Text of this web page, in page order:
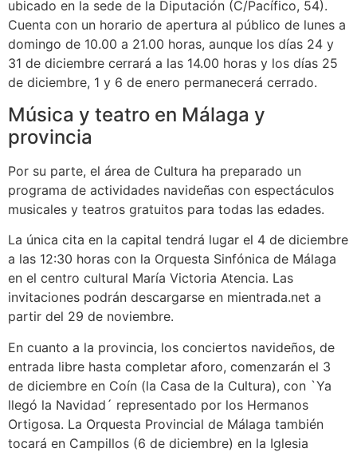
ubicado en la sede de la Diputación (C/Pacífico, 54).
Cuenta con un horario de apertura al público de lunes a
domingo de 10.00 a 21.00 horas, aunque los días 24 y
31 de diciembre cerrará a las 14.00 horas y los días 25
de diciembre, 1 y 6 de enero permanecerá cerrado.
Música y teatro en Málaga y
provincia
Por su parte, el área de Cultura ha preparado un
programa de actividades navideñas con espectáculos
musicales y teatros gratuitos para todas las edades.
La única cita en la capital tendrá lugar el 4 de diciembre
a las 12:30 horas con la Orquesta Sinfónica de Málaga
en el centro cultural María Victoria Atencia. Las
invitaciones podrán descargarse en mientrada.net a
partir del 29 de noviembre.
En cuanto a la provincia, los conciertos navideños, de
entrada libre hasta completar aforo, comenzarán el 3
de diciembre en Coín (la Casa de la Cultura), con `Ya
llegó la Navidad´ representado por los Hermanos
Ortigosa. La Orquesta Provincial de Málaga también
tocará en Campillos (6 de diciembre) en la Iglesia